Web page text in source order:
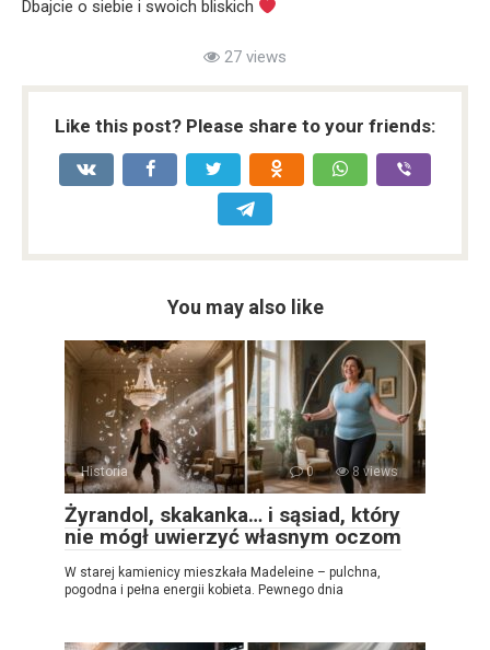
Dbajcie o siebie i swoich bliskich
27 views
Like this post? Please share to your friends:
You may also like
Historia 0 8 views
Żyrandol, skakanka… i sąsiad, który
nie mógł uwierzyć własnym oczom
W starej kamienicy mieszkała Madeleine – pulchna,
pogodna i pełna energii kobieta. Pewnego dnia